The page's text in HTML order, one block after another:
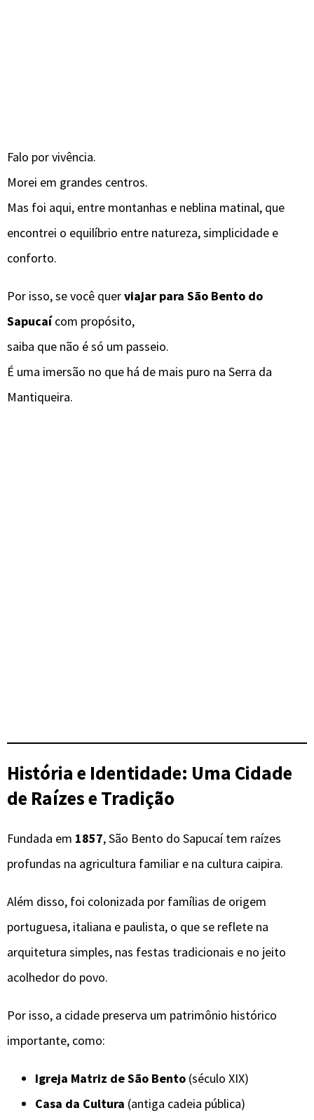
Falo por vivência.
Morei em grandes centros.
Mas foi aqui, entre montanhas e neblina matinal, que
encontrei o equilíbrio entre natureza, simplicidade e
conforto.
Por isso, se você querviajar para São Bento do
Sapucaícom propósito,
saiba que não é só um passeio.
É uma imersão no que há de mais puro na Serra da
Mantiqueira.
História e Identidade: Uma Cidade
de Raízes e Tradição
Fundada em 1857, São Bento do Sapucaí tem raízes
profundas na agricultura familiar e na cultura caipira.
Além disso, foi colonizada por famílias de origem
portuguesa, italiana e paulista, o que se reflete na
arquitetura simples, nas festas tradicionais e no jeito
acolhedor do povo.
Por isso, a cidade preserva um patrimônio histórico
importante, como:
Igreja Matriz de São Bento (século XIX)
Casa da Cultura (antiga cadeia pública)